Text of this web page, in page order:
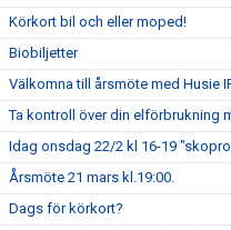
Körkort bil och eller moped!
Biobiljetter
Välkomna till årsmöte med Husie
Ta kontroll över din elförbrukning
Idag onsdag 22/2 kl 16-19
Årsmöte 21 mars kl.19:00.
Dags för körkort?